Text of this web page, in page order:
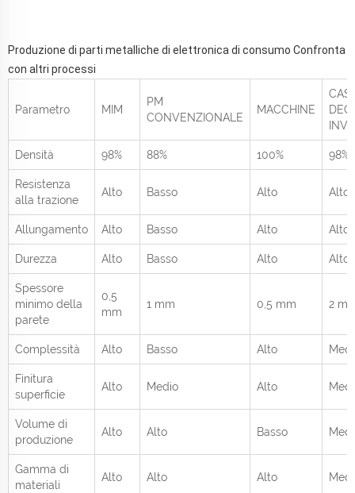
Produzione di parti metalliche di elettronica di consumo Confronta
con altri processi
Parametro MIM
PM
CONVENZIONALE
MACCHINE
Densità 98% 88% 100% 98%
Resistenza
alla trazione
Alto Basso Alto Alto
Allungamento Alto Basso Alto Alto
Durezza Alto Basso Alto Alto
Spessore
minimo della
parete
0,5
mm
1 mm 0,5 mm 2
Complessità Alto Basso Alto
Finitura
superficie
Alto Medio Alto
Volume di
produzione
Alto Alto Basso
Gamma di
materiali
Alto Alto Alto